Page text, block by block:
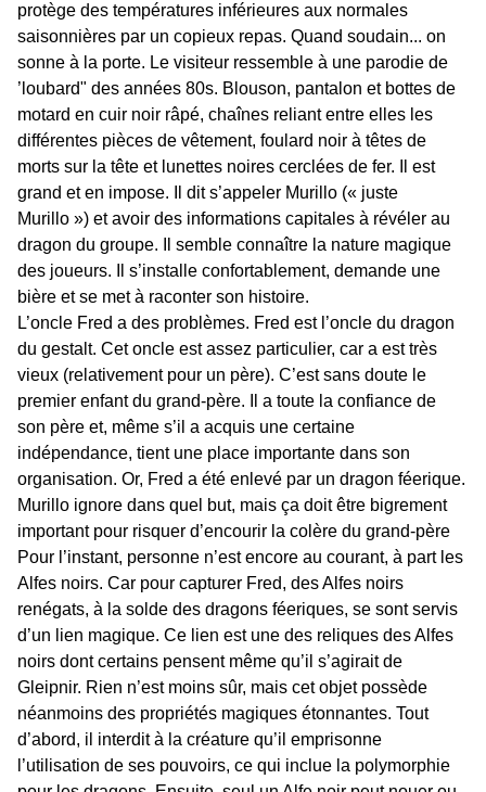
protège des températures inférieures aux normales
saisonnières par un copieux repas. Quand soudain... on
sonne à la porte. Le visiteur ressemble à une parodie de
’loubard" des années 80s. Blouson, pantalon et bottes de
motard en cuir noir râpé, chaînes reliant entre elles les
différentes pièces de vêtement, foulard noir à têtes de
morts sur la tête et lunettes noires cerclées de fer. Il est
grand et en impose. Il dit s’appeler Murillo (« juste
Murillo ») et avoir des informations capitales à révéler au
dragon du groupe. Il semble connaître la nature magique
des joueurs. Il s’installe confortablement, demande une
bière et se met à raconter son histoire.
L’oncle Fred a des problèmes. Fred est l’oncle du dragon
du gestalt. Cet oncle est assez particulier, car a est très
vieux (relativement pour un père). C’est sans doute le
premier enfant du grand-père. Il a toute la confiance de
son père et, même s’il a acquis une certaine
indépendance, tient une place importante dans son
organisation. Or, Fred a été enlevé par un dragon féerique.
Murillo ignore dans quel but, mais ça doit être bigrement
important pour risquer d’encourir la colère du grand-père
Pour l’instant, personne n’est encore au courant, à part les
Alfes noirs. Car pour capturer Fred, des Alfes noirs
renégats, à la solde des dragons féeriques, se sont servis
d’un lien magique. Ce lien est une des reliques des Alfes
noirs dont certains pensent même qu’il s’agirait de
Gleipnir. Rien n’est moins sûr, mais cet objet possède
néanmoins des propriétés magiques étonnantes. Tout
d’abord, il interdit à la créature qu’il emprisonne
l’utilisation de ses pouvoirs, ce qui inclue la polymorphie